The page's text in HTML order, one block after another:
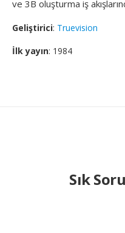
ve 3B oluşturma iş
Geliştirici: Truevision
İlk yayın: 1984
Sık